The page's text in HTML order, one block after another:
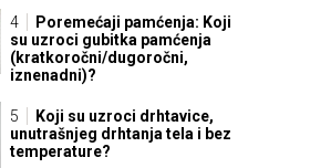
Poremećaji pamćenja: Koji
su uzroci gubitka pamćenja
(kratkoročni/dugoročni,
iznenadni)?
Koji su uzroci drhtavice,
unutrašnjeg drhtanja tela i bez
temperature?